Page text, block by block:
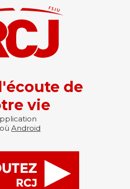
de
vie
où Android